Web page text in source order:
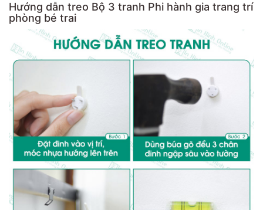
Hướng dẫn treo Bộ 3 tranh Phi hành gia trang trí
phòng bé trai